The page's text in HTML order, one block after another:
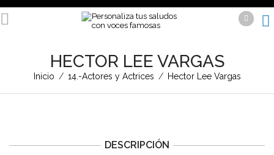
HECTOR LEE VARGAS
Inicio / 14.-Actores y Actrices / Hector Lee Vargas
DESCRIPCIÓN